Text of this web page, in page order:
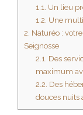
1.1. Un lieu
1.2. Une
2. Naturéo :
Seignosse
2.1. Des
maximum
2.2. Des
douces nuits